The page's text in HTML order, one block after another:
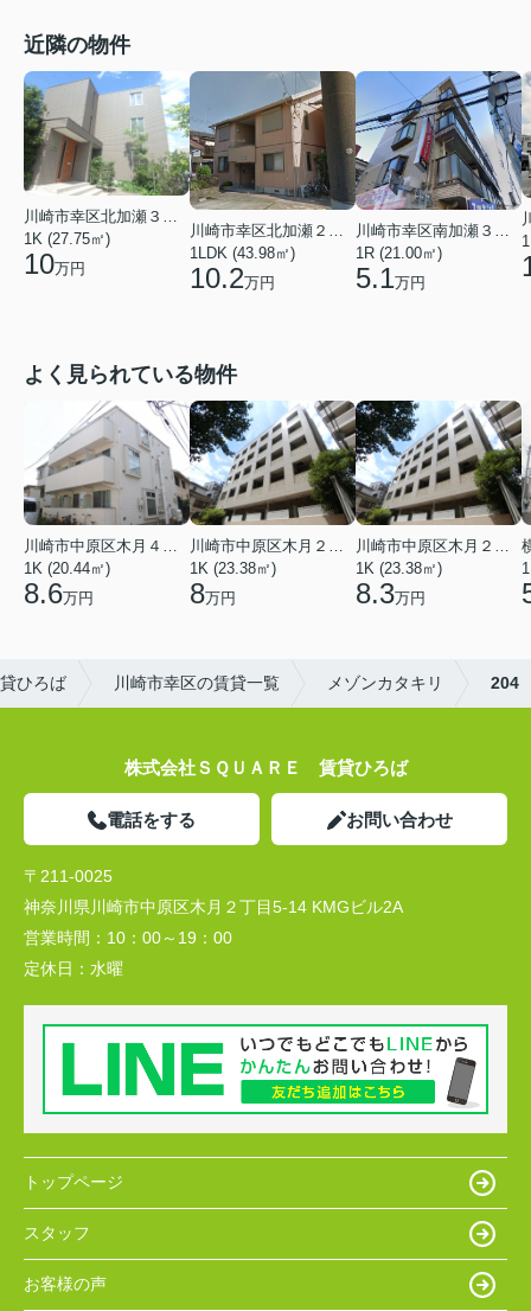
近隣の物件
川崎市幸区北加瀬３丁目
1K (27.75㎡)
10万円
川崎市幸区北加瀬２丁目
1LDK (43.98㎡)
10.2万円
1R (21.00㎡)
5.1万円
よく見られている物件
川崎市中原区木月４丁目
1K (20.44㎡)
8.6万円
川崎市中原区木月２丁目
1K (23.38㎡)
8万円
川崎市中原区木月２丁目
1K (23.38㎡)
8.3万円
ひろば 川崎市幸区の賃貸一覧 メゾンカタキリ 204
株式会社ＳＱＵＡＲＥ 賃貸ひろば
電話をする お問い合わせ
〒211-0025
神奈川県川崎市中原区木月２丁目5-14 KMGビル2A
営業時間： 10：00～19：00
定休日： 水曜
トップページ
スタッフ
お客様の声